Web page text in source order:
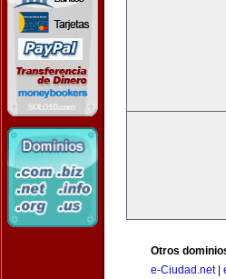
Otros
e-Ciudad.net|